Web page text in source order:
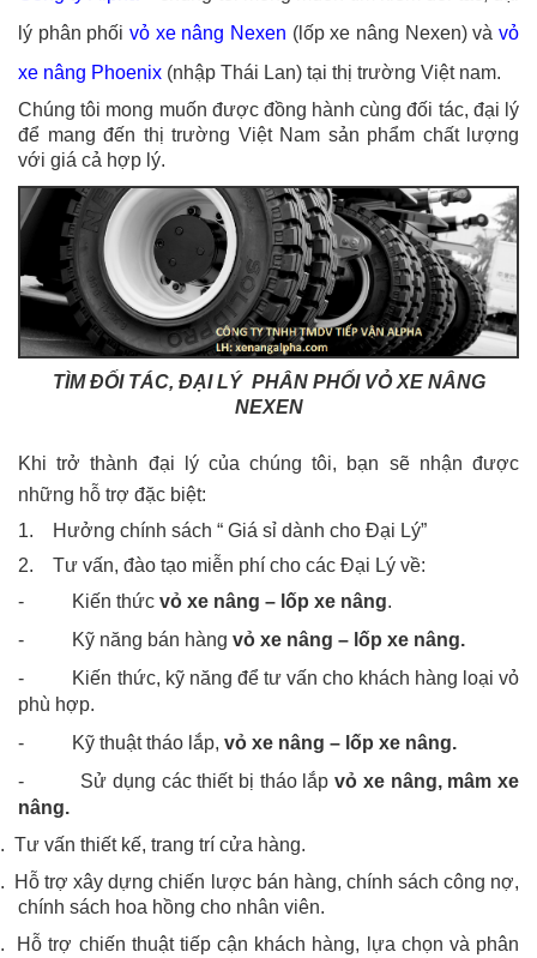
lý phân phối vỏ xe nâng Nexen (lốp xe nâng Nexen) và vỏ
xe nâng Phoenix (nhập Thái Lan) tại thị trường Việt nam.
Chúng tôi mong muốn được đồng hành cùng đối tác, đại lý
để mang đến thị trường Việt Nam sản phẩm chất lượng
với giá cả hợp lý.
TÌM ĐỐI TÁC, ĐẠI LÝ PHÂN PHỐI VỎ XE NÂNG
NEXEN
Khi trở thành đại lý của chúng tôi, bạn sẽ nhận được
những hỗ trợ đặc biệt:
1. Hưởng chính sách “ Giá sỉ dành cho Đại Lý”
2. Tư vấn, đào tạo miễn phí cho các Đại Lý về:
- Kiến thức vỏ xe nâng – lốp xe nâng.
- Kỹ năng bán hàng vỏ xe nâng – lốp xe nâng.
- Kiến thức, kỹ năng để tư vấn cho khách hàng loại vỏ
phù hợp.
- Kỹ thuật tháo lắp, vỏ xe nâng – lốp xe nâng.
- Sử dụng các thiết bị tháo lắpvỏ xe nâng, mâm xe
nâng.
Tư vấn thiết kế, trang trí cửa hàng.
Hỗ trợ xây dựng chiến lược bán hàng, chính sách công nợ,
chính sách hoa hồng cho nhân viên.
Hỗ trợ chiến thuật tiếp cận khách hàng, lựa chọn và phân